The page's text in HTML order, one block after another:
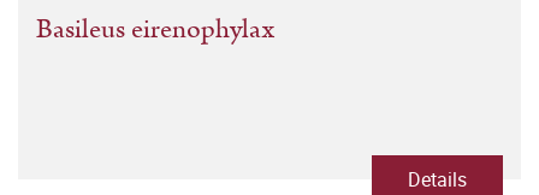
Basileus eirenophylax
Details